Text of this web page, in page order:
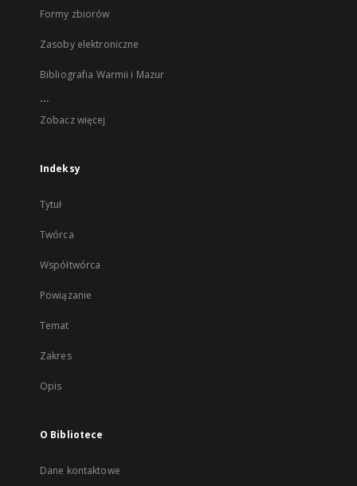
Formy zbiorów
Zasoby elektroniczne
Bibliografia Warmii i Mazur
...
Zobacz więcej
Indeksy
Tytuł
Twórca
Współtwórca
Powiązanie
Temat
Zakres
Opis
O Bibliotece
Dane kontaktowe